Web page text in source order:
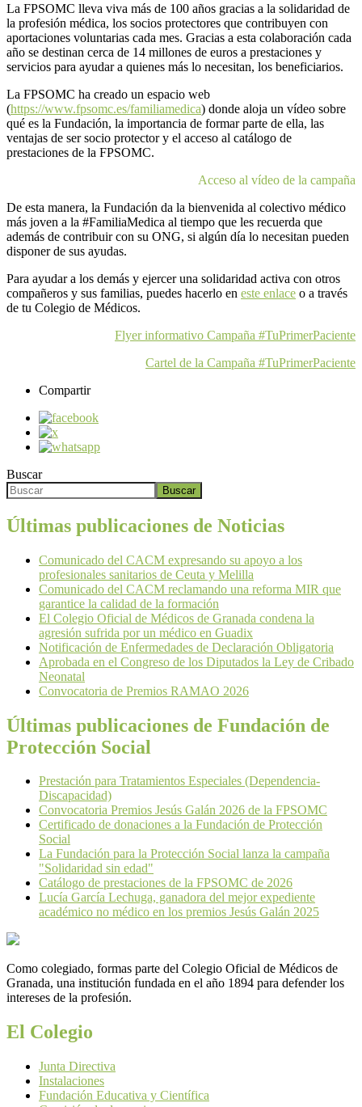
La FPSOMC lleva viva más de 100 años gracias a la solidaridad de
la profesión médica, los socios protectores que contribuyen con
aportaciones voluntarias cada mes. Gracias a esta colaboración cada
año se destinan cerca de 14 millones de euros a prestaciones y
servicios para ayudar a quienes más lo necesitan, los beneficiarios.
La FPSOMC ha creado un espacio web
(https://www.fpsomc.es/familiamedica) donde aloja un vídeo sobre
qué es la Fundación, la importancia de formar parte de ella, las
ventajas de ser socio protector y el acceso al catálogo de
prestaciones de la FPSOMC.
Acceso al vídeo de la campaña
De esta manera, la Fundación da la bienvenida al colectivo médico
más joven a la #FamiliaMedica al tiempo que les recuerda que
además de contribuir con su ONG, si algún día lo necesitan pueden
disponer de sus ayudas.
Para ayudar a los demás y ejercer una solidaridad activa con otros
compañeros y sus familias, puedes hacerlo en este enlace o a través
de tu Colegio de Médicos.
Flyer informativo Campaña #TuPrimerPaciente
Cartel de la Campaña #TuPrimerPaciente
Compartir
Buscar
Buscar
Últimas publicaciones de Noticias
Comunicado del CACM expresando su apoyo a los
profesionales sanitarios de Ceuta y Melilla
Comunicado del CACM reclamando una reforma MIR que
garantice la calidad de la formación
El Colegio Oficial de Médicos de Granada condena la
agresión sufrida por un médico en Guadix
Notificación de Enfermedades de Declaración Obligatoria
Aprobada en el Congreso de los Diputados la Ley de Cribado
Neonatal
Convocatoria de Premios RAMAO 2026
Últimas publicaciones de Fundación de
Protección Social
Prestación para Tratamientos Especiales (Dependencia-
Discapacidad)
Convocatoria Premios Jesús Galán 2026 de la FPSOMC
Certificado de donaciones a la Fundación de Protección
Social
La Fundación para la Protección Social lanza la campaña
"Solidaridad sin edad"
Catálogo de prestaciones de la FPSOMC de 2026
Lucía García Lechuga, ganadora del mejor expediente
académico no médico en los premios Jesús Galán 2025
Como colegiado, formas parte del Colegio Oficial de Médicos de
Granada, una institución fundada en el año 1894 para defender los
intereses de la profesión.
El Colegio
Junta Directiva
Instalaciones
Fundación Educativa y Científica